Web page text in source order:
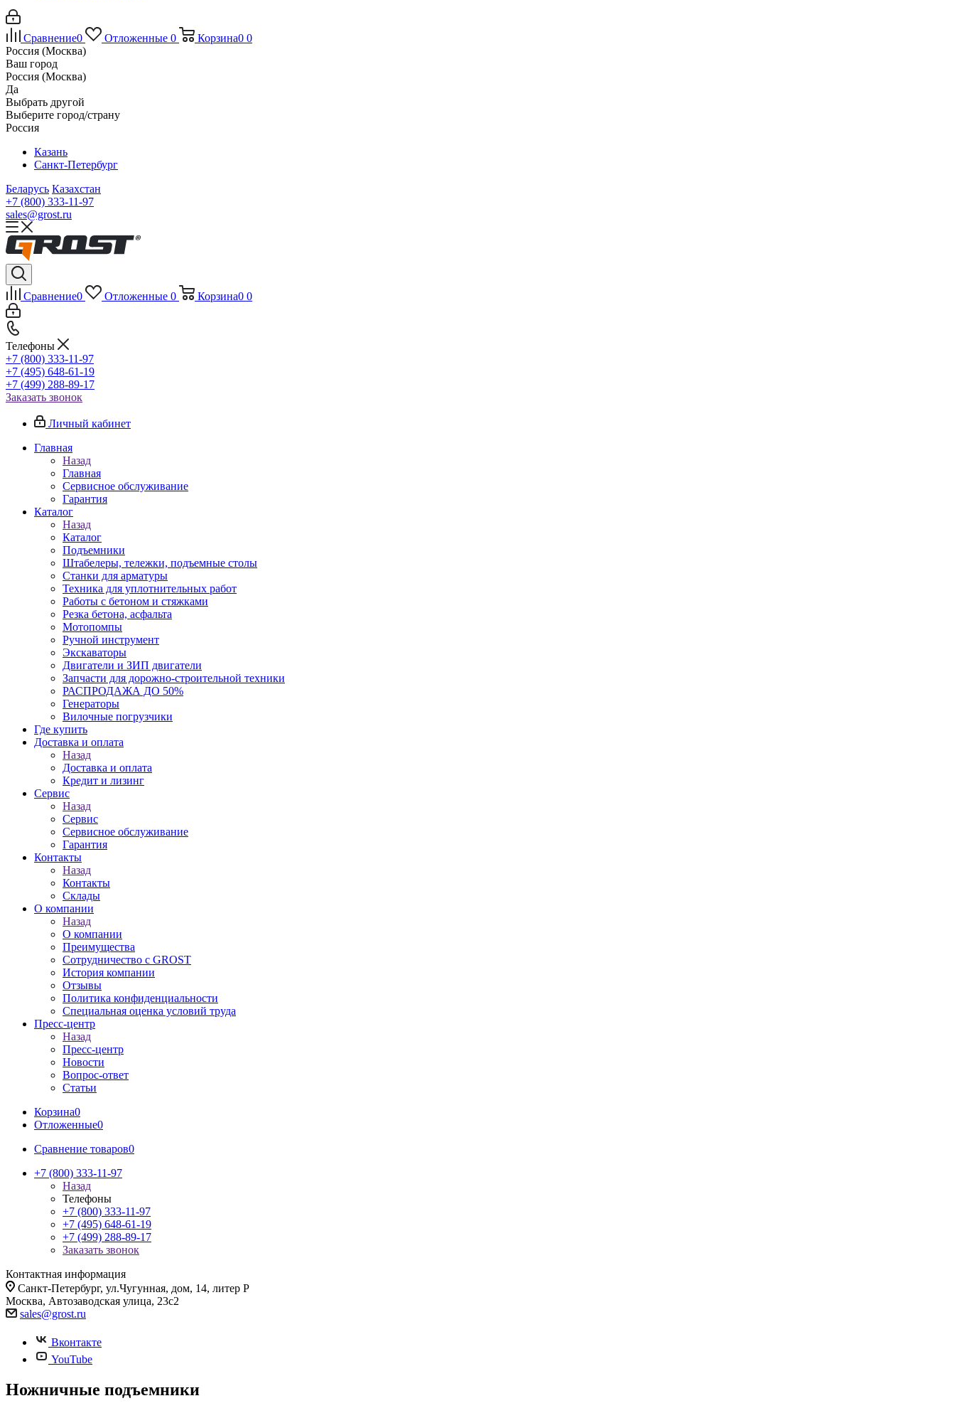
Сравнение0 Отложенные 0 Корзина0 0
Россия (Москва)
Ваш город
Россия (Москва)
Да
Выбрать другой
Выберите город/страну
Россия
Казань
Санкт-Петербург
Беларусь Казахстан
+7 (800) 333-11-97
sales@grost.ru
Сравнение0 Отложенные 0 Корзина0 0
Телефоны
+7 (800) 333-11-97
+7 (495) 648-61-19
+7 (499) 288-89-17
Заказать звонок
Личный кабинет
Главная
Назад
Главная
Сервисное обслуживание
Гарантия
Каталог
Назад
Каталог
Подъемники
Штабелеры, тележки, подъемные столы
Станки для арматуры
Техника для уплотнительных работ
Работы с бетоном и стяжками
Резка бетона, асфальта
Мотопомпы
Ручной инструмент
Экскаваторы
Двигатели и ЗИП двигатели
Запчасти для дорожно-строительной техники
РАСПРОДАЖА ДО 50%
Генераторы
Вилочные погрузчики
Где купить
Доставка и оплата
Назад
Доставка и оплата
Кредит и лизинг
Сервис
Назад
Сервис
Сервисное обслуживание
Гарантия
Контакты
Назад
Контакты
Склады
О компании
Назад
О компании
Преимущества
Сотрудничество с GROST
История компании
Отзывы
Политика конфиденциальности
Специальная оценка условий труда
Пресс-центр
Назад
Пресс-центр
Новости
Вопрос-ответ
Статьи
Корзина0
Отложенные0
Сравнение товаров0
+7 (800) 333-11-97
Назад
Телефоны
+7 (800) 333-11-97
+7 (495) 648-61-19
+7 (499) 288-89-17
Заказать звонок
Контактная информация
Санкт-Петербург, ул.Чугунная, дом, 14, литер Р
Москва, Автозаводская улица, 23с2
sales@grost.ru
Вконтакте
YouTube
Ножничные подъемники